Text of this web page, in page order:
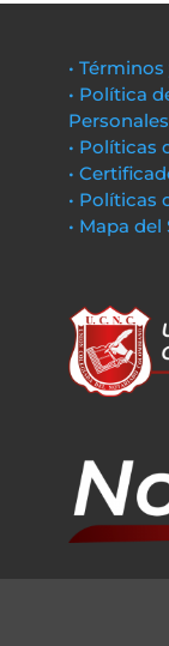
•
• Política
Personales
• Políticas
•
• Políticas
• Mapa del